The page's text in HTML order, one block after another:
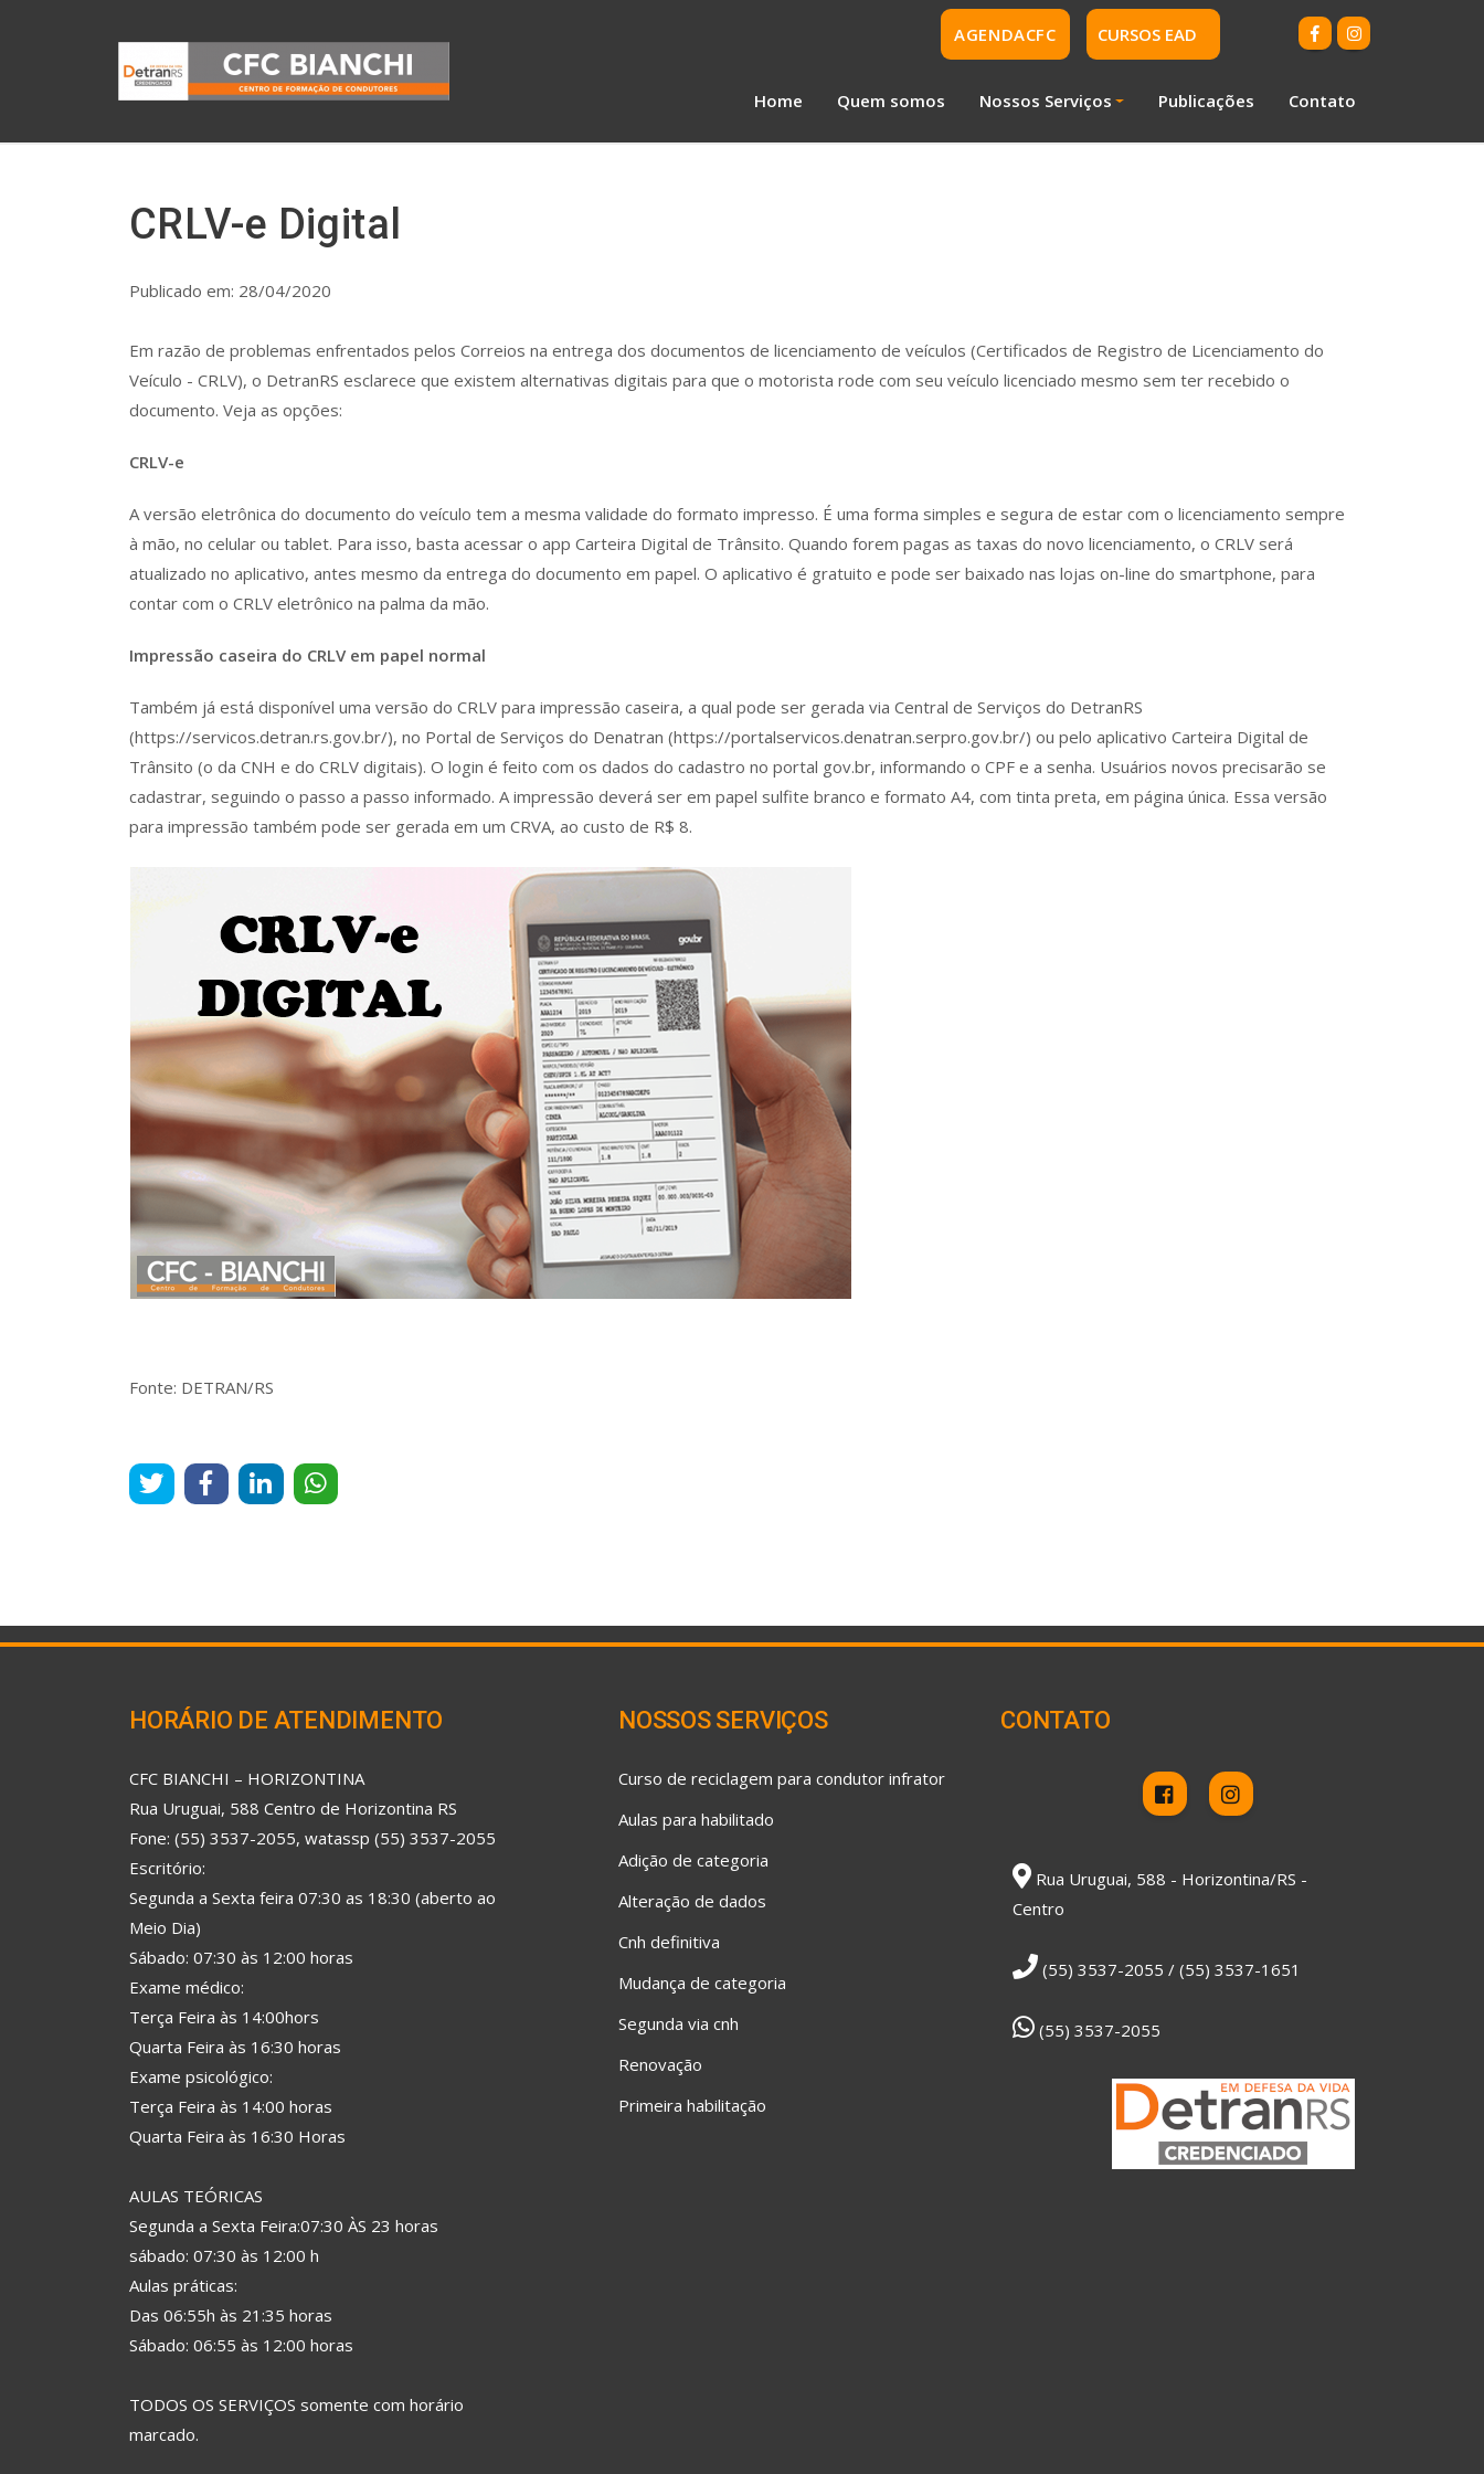
AGENDACFC CURSOS EAD
Home Quem somos Nossos Serviços Publicações Contato
CRLV-e Digital
Publicado em: 28/04/2020
Em razão de problemas enfrentados pelos Correios na entrega dos documentos de licenciamento de veículos (Certificados de Registro de Licenciamento do
Veículo - CRLV), o DetranRS esclarece que existem alternativas digitais para que o motorista rode com seu veículo licenciado mesmo sem ter recebido o
documento. Veja as opções:
CRLV-e
A versão eletrônica do documento do veículo tem a mesma validade do formato impresso. É uma forma simples e segura de estar com o licenciamento sempre
à mão, no celular ou tablet. Para isso, basta acessar o app Carteira Digital de Trânsito. Quando forem pagas as taxas do novo licenciamento, o CRLV será
atualizado no aplicativo, antes mesmo da entrega do documento em papel. O aplicativo é gratuito e pode ser baixado nas lojas on-line do smartphone, para
contar com o CRLV eletrônico na palma da mão.
Impressão caseira do CRLV em papel normal
Também já está disponível uma versão do CRLV para impressão caseira, a qual pode ser gerada via Central de Serviços do DetranRS
(https://servicos.detran.rs.gov.br/), no Portal de Serviços do Denatran (https://portalservicos.denatran.serpro.gov.br/) ou pelo aplicativo Carteira Digital de
Trânsito (o da CNH e do CRLV digitais). O login é feito com os dados do cadastro no portal gov.br, informando o CPF e a senha. Usuários novos precisarão se
cadastrar, seguindo o passo a passo informado. A impressão deverá ser em papel sulfite branco e formato A4, com tinta preta, em página única. Essa versão
para impressão também pode ser gerada em um CRVA, ao custo de R$ 8.
Fonte: DETRAN/RS
HORÁRIO DE ATENDIMENTO
CFC BIANCHI – HORIZONTINA
Rua Uruguai, 588 Centro de Horizontina RS
Fone: (55) 3537-2055, watassp (55) 3537-2055
Escritório:
Segunda a Sexta feira 07:30 as 18:30 (aberto ao
Meio Dia)
Sábado: 07:30 às 12:00 horas
Exame médico:
Terça Feira às 14:00hors
Quarta Feira às 16:30 horas
Exame psicológico:
Terça Feira às 14:00 horas
Quarta Feira às 16:30 Horas
AULAS TEÓRICAS
Segunda a Sexta Feira:07:30 ÀS 23 horas
sábado: 07:30 às 12:00 h
Aulas práticas:
Das 06:55h às 21:35 horas
Sábado: 06:55 às 12:00 horas
TODOS OS SERVIÇOS somente com horário
marcado.
NOSSOS SERVIÇOS
Curso de reciclagem para condutor infrator
Aulas para habilitado
Adição de categoria
Alteração de dados
Cnh definitiva
Mudança de categoria
Segunda via cnh
Renovação
Primeira habilitação
CONTATO
Rua Uruguai, 588 - Horizontina/RS -
Centro
(55) 3537-2055 / (55) 3537-1651
(55) 3537-2055